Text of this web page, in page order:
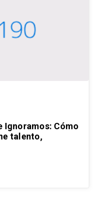
Ignoramos: Cómo
talento,